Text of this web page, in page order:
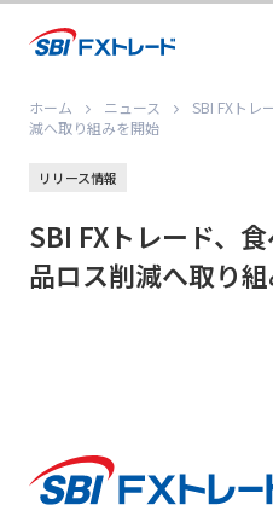
ホーム ニュース
SBI FXトレ
減へ取り組みを開始
リリース情報
SBI FXトレード、
品ロス削減へ取り